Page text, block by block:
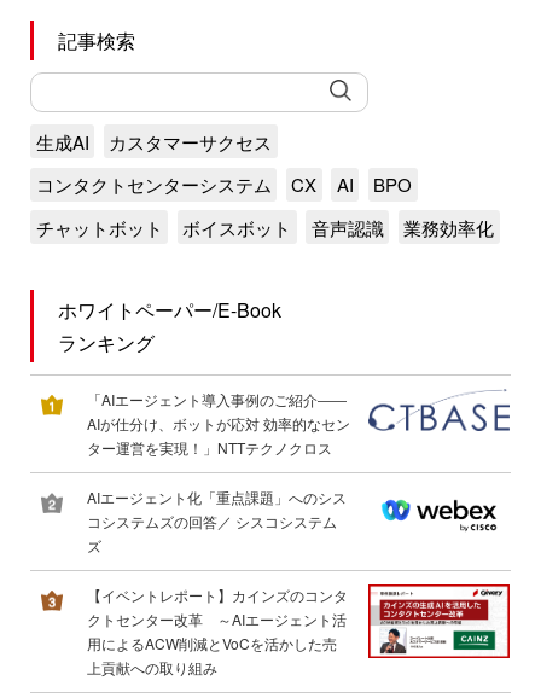
記事検索
生成AI
カスタマーサクセス
コンタクトセンターシステム
CX AI
BPO
チャットボット
ボイスボット 音声認識 業務効率化
ホワイトペーパー/E-Book
ランキング
「AIエージェント導入事例のご紹介――
AIが仕分け、ボットが応対 効率的なセン
ター運営を実現！」NTTテクノクロス
AIエージェント化「重点課題」へのシス
コシステムズの回答／ シスコシステム
ズ
【イベントレポート】カインズのコンタ
クトセンター改革 ～AIエージェント活
用によるACW削減とVoCを活かした売
上貢献への取り組み